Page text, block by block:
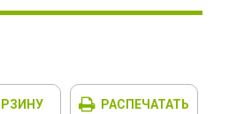
РАСПЕЧАТАТЬ